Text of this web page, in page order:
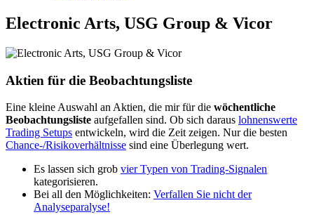
Electronic Arts, USG Group & Vicor
Aktien für die Beobachtungsliste
Eine kleine Auswahl an Aktien, die mir für die wöchentliche
Beobachtungsliste aufgefallen sind. Ob sich daraus lohnenswerte
Trading Setups entwickeln, wird die Zeit zeigen. Nur die besten
Chance-/Risikoverhältnisse sind eine Überlegung wert.
Es lassen sich grob vier Typen von Trading-Signalen
kategorisieren.
Bei all den Möglichkeiten: Verfallen Sie nicht der
Analyseparalyse!